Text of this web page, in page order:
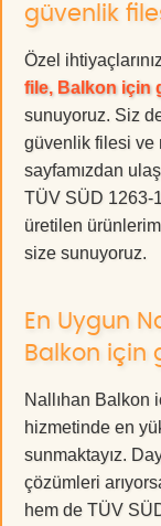
güvenlik
Özel
file, Balkon için
sunuyoruz. Siz
güvenlik filesi ve
sayfamızdan
TÜV SÜD 1263-
üretilen
size sunuyoruz.
En Uygun
Balkon için
Nallıhan Balkon
hizmetinde en
sunmaktayız.
çözümleri
hem de TÜV